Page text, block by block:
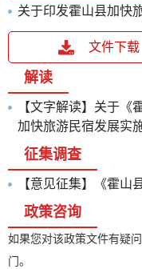
关于印发霍山县加快
文件下载
解读
【文字解读】关于《
加快旅游民宿发展实
征集调查
【意见征集】《霍山
政策咨询
如果您对该政策文件有疑
门。